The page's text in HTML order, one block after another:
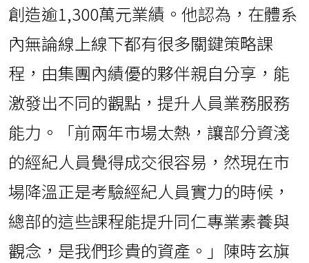
創造逾1,300萬元業績。他認為，在體系
內無論線上線下都有很多關鍵策略課
程，由集團內績優的夥伴親自分享，能
激發出不同的觀點，提升人員業務服務
能力。「前兩年市場太熱，讓部分資淺
的經紀人員覺得成交很容易，然現在市
場降溫正是考驗經紀人員實力的時候，
總部的這些課程能提升同仁專業素養與
觀念，是我們珍貴的資產。」陳時玄旗